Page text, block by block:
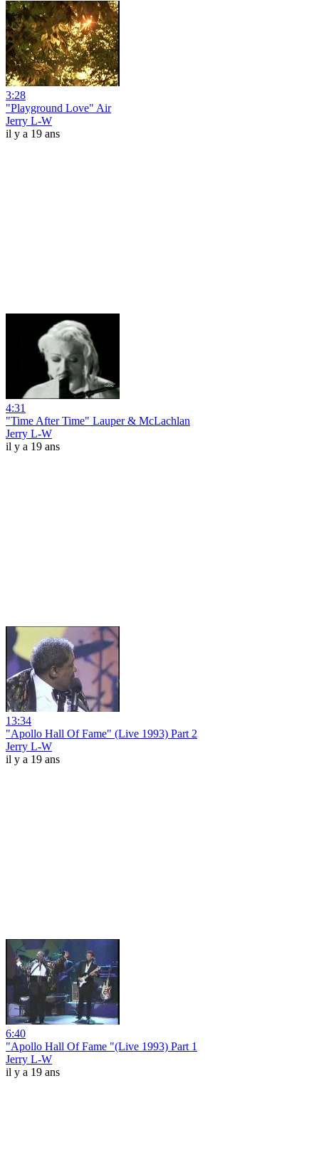
3:28
"Playground Love" Air
Jerry L-W
il y a 19 ans
4:31
"Time After Time" Lauper & McLachlan
Jerry L-W
il y a 19 ans
13:34
"Apollo Hall Of Fame" (Live 1993) Part 2
Jerry L-W
il y a 19 ans
6:40
"Apollo Hall Of Fame "(Live 1993) Part 1
Jerry L-W
il y a 19 ans